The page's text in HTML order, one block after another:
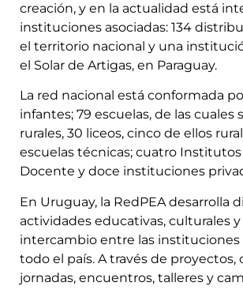
creación, y en la actualidad está
instituciones asociadas: 134
el territorio nacional y una
el Solar de Artigas, en Paraguay.
La red nacional está conformada
infantes; 79 escuelas, de las cuales
rurales, 30 liceos, cinco de ellos
escuelas técnicas; cuatro
Docente y doce instituciones
En Uruguay, la RedPEA desarrolla
actividades educativas, culturales y
intercambio entre las instituciones
todo el país. A través de proyectos,
jornadas, encuentros, talleres y